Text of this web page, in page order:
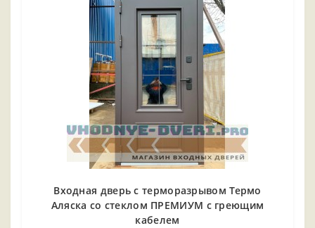
Входная дверь с терморазрывом Термо
Аляска со стеклом ПРЕМИУМ с греющим
кабелем